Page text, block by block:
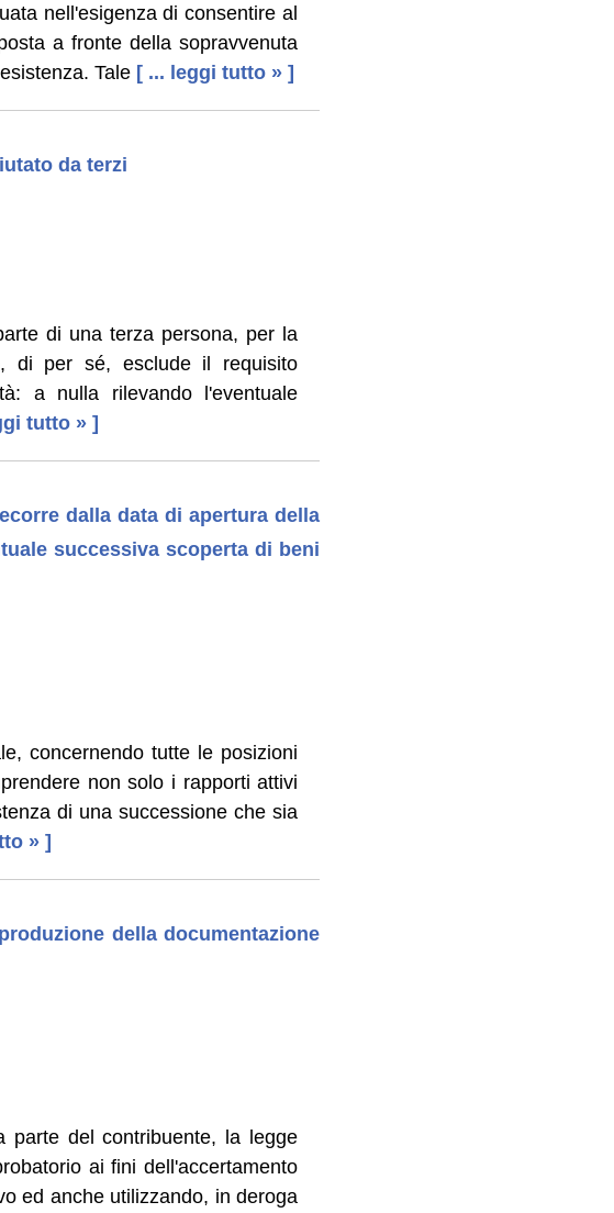
nell'esigenza di consentire al
a fronte della sopravvenuta
Tale [ ... leggi tutto » ]
da terzi
di una terza persona, per la
di per sé, esclude il requisito
a nulla rilevando l'eventuale
tutto » ]
dalla data di apertura della
successiva scoperta di beni
concernendo tutte le posizioni
non solo i rapporti attivi
di una successione che sia
» ]
della documentazione
parte del contribuente, la legge
ai fini dell'accertamento
ed anche utilizzando, in deroga